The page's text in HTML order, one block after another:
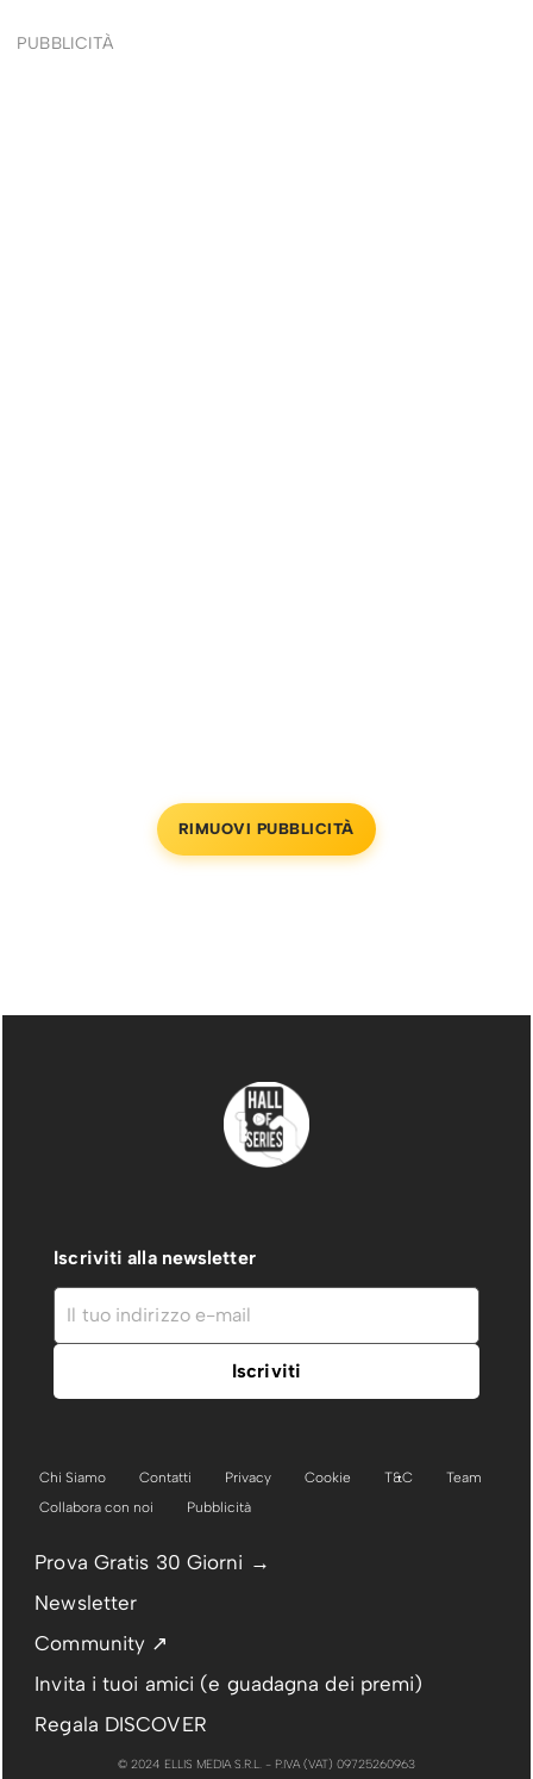
PUBBLICITÀ
RIMUOVI PUBBLICITÀ
Iscriviti alla newsletter
Chi Siamo Contatti Privacy Cookie T&C
Team
Collabora con noi
Pubblicità
Prova Gratis 30 Giorni →
Newsletter
Community ↗
Invita i tuoi amici (e guadagna dei premi)
Regala DISCOVER
© 2024 ELLIS MEDIA S.R.L. - P.IVA (VAT) 09725260963